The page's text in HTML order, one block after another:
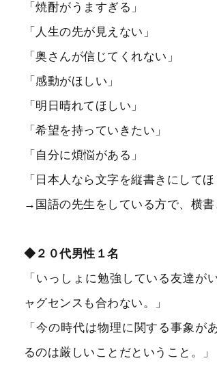
「焼酎がうますぎる」
「人生の先が見えない」
「奥さんが信じてくれない」
「感動がほしい」
「明日晴れてほしい」
「希望を持っていきたい」
「自分に煩悩がある」
「日本人なら文字を縦書きにしてほ
→国語の先生をしている方で、横書
◆２０代男性１名
「いっしょに勉強している友達
ャグセンスも合わない。」
「今の時代は物理に関する事象
るのは厳しいことだということ。」